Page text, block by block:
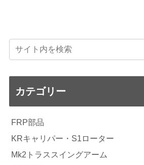
カテゴリー
FRP部品
KRキャリパー・S1ローター
Mk2トラススイングアーム